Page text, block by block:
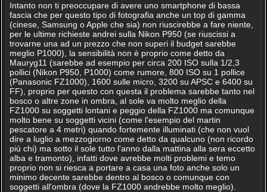
Intanto non ti preoccupare di avere uno smartphone di bassa
fascia che per questo tipo di fotografia anche un top di gamma
(cinese, Samsung o Apple che sia) non riuscirebbe a fare niente,
per le ultime richieste andrei sulla Nikon P950 (se riuscissi a
trovarne una ad un prezzo che non superi il budget sarebbe
meglio P1000), la sensibilità non è proprio come detto da
Mauryg11 (sarebbe ad esempio per circa 200 ISO sulla 1/2,3
pollici (Nikon P950, P1000) come rumore, 800 ISO su 1 pollice
(Panasonic FZ1000), 1600 sulle micro, 3200 su APSC e 6400 su
FF), proprio per questo con questa il problema sarebbe tanto nel
bosco o altre zone in ombra, al sole va molto meglio della
FZ1000 su soggetti lontani e peggio della FZ1000 ma comunque
molto bene su soggetti vicini (come l'esempio del martin
pescatore a 4 metri) quando fortemente illuminati (che non vuol
dire a luglio a mezzogiorno come detto da qualcuno (non ricordo
piú chi) ma sotto il sole tutto l'anno dalla mattina alla sera eccetto
alba e tramonto), infatti dove avrebbe molti problemi e temo
proprio non si riesca a portare a casa una foto anche solo un
minimo decente sarebbe dentro al bosco o comunque con
soggetti all'ombra (dove la FZ1000 andrebbe molto meglio).